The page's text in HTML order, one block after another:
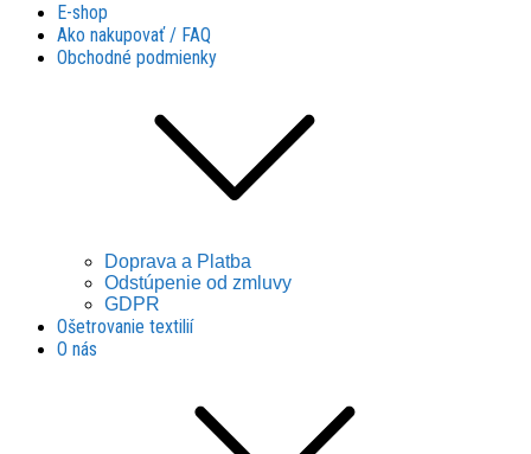
Látky Husár
Látky Husár
E-shop
Ako nakupovať / FAQ
Obchodné podmienky
Doprava a Platba
Odstúpenie od zmluvy
GDPR
Ošetrovanie textilií
O nás